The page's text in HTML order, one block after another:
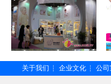
关于我们 ┆ 企业文化 ┆ 公司